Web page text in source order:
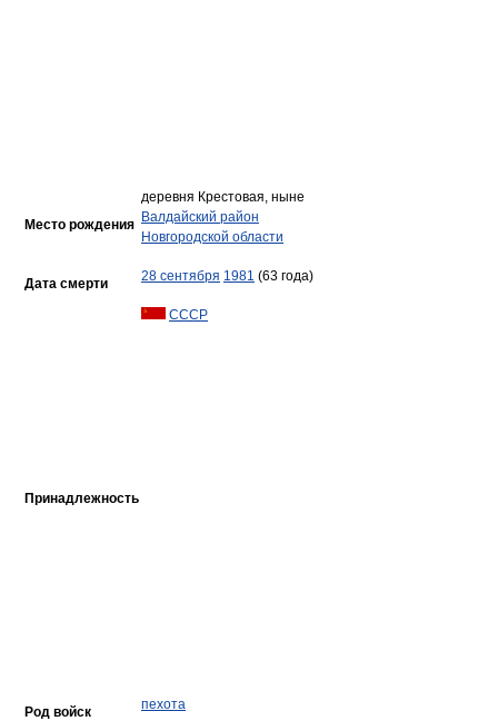
Место рождения
деревня Крестовая, ныне
Валдайский район
Новгородской области
Дата смерти 28 сентября 1981 (63 года)
Принадлежность
СССР
Род войск пехота